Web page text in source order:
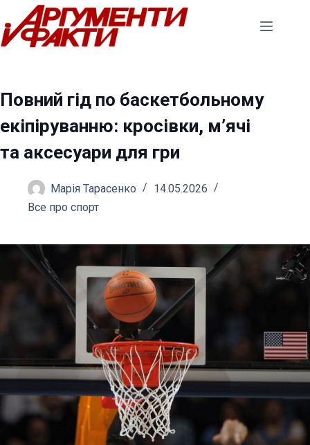
Перейти
до
вмісту
Повний гід по баскетбольному
екіпіруванню: кросівки, м’ячі
та аксесуари для гри
Марія Тарасенко
14.05.2026
Все про спорт